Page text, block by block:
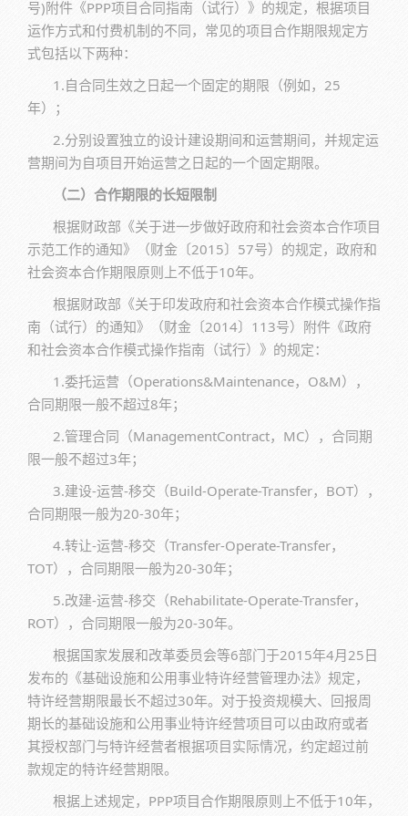
号)附件《PPP项目合同指南（试行）》的规定，根据项目
运作方式和付费机制的不同，常见的项目合作期限规定方
式包括以下两种：
1.自合同生效之日起一个固定的期限（例如，25
年）；
2.分别设置独立的设计建设期间和运营期间，并规定运
营期间为自项目开始运营之日起的一个固定期限。
（二）合作期限的长短限制
根据财政部《关于进一步做好政府和社会资本合作项目
示范工作的通知》（财金〔2015〕57号）的规定，政府和
社会资本合作期限原则上不低于10年。
根据财政部《关于印发政府和社会资本合作模式操作指
南（试行）的通知》（财金〔2014〕113号）附件《政府
和社会资本合作模式操作指南（试行）》的规定：
1.委托运营（Operations&Maintenance，O&M），
合同期限一般不超过8年；
2.管理合同（ManagementContract，MC），合同期
限一般不超过3年；
3.建设-运营-移交（Build-Operate-Transfer，BOT），
合同期限一般为20-30年；
4.转让-运营-移交（Transfer-Operate-Transfer，
TOT），合同期限一般为20-30年；
5.改建-运营-移交（Rehabilitate-Operate-Transfer，
ROT），合同期限一般为20-30年。
根据国家发展和改革委员会等6部门于2015年4月25日
发布的《基础设施和公用事业特许经营管理办法》规定，
特许经营期限最长不超过30年。对于投资规模大、回报周
期长的基础设施和公用事业特许经营项目可以由政府或者
其授权部门与特许经营者根据项目实际情况，约定超过前
款规定的特许经营期限。
根据上述规定，PPP项目合作期限原则上不低于10年，